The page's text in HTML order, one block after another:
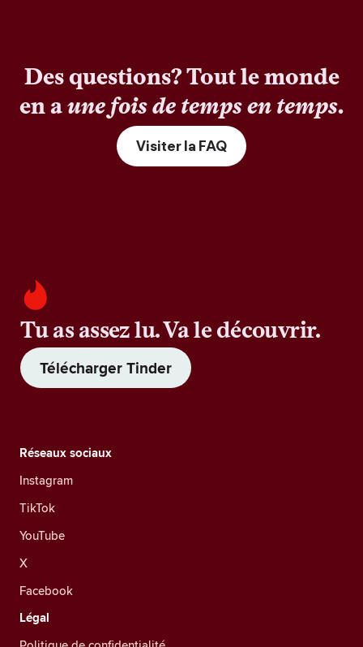
Des questions? Tout le monde
en aune fois de temps en temps.
Visiter la FAQ
Tu as assez lu. Va le découvrir.
Télécharger Tinder
Réseaux sociaux
Instagram
TikTok
YouTube
X
Facebook
Légal